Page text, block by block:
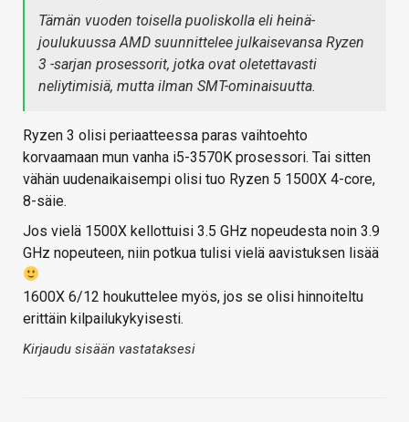
Tämän vuoden toisella puoliskolla eli heinä-
joulukuussa AMD suunnittelee julkaisevansa Ryzen
3 -sarjan prosessorit, jotka ovat oletettavasti
neliytimisiä, mutta ilman SMT-ominaisuutta.
Ryzen 3 olisi periaatteessa paras vaihtoehto
korvaamaan mun vanha i5-3570K prosessori. Tai sitten
vähän uudenaikaisempi olisi tuo Ryzen 5 1500X 4-core,
8-säie.
Jos vielä 1500X kellottuisi 3.5 GHz nopeudesta noin 3.9
GHz nopeuteen, niin potkua tulisi vielä aavistuksen lisää
1600X 6/12 houkuttelee myös, jos se olisi hinnoiteltu
erittäin kilpailukykyisesti.
Kirjaudu sisään vastataksesi